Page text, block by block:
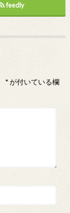
feedly
*が付いている欄